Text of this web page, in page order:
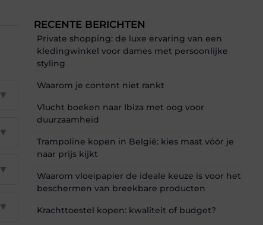
▼
▼
▼
▼
RECENTE BERICHTEN
Private shopping: de luxe ervaring van een
kledingwinkel voor dames met persoonlijke
styling
Waarom je content niet rankt
Vlucht boeken naar Ibiza met oog voor
duurzaamheid
Trampoline kopen in België: kies maat vóór je
naar prijs kijkt
Waarom vloeipapier de ideale keuze is voor het
beschermen van breekbare producten
Krachttoestel kopen: kwaliteit of budget?